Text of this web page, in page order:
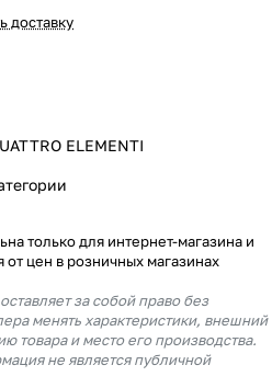
доставку
ELEMENTI
только для интернет-магазина и
от цен в розничных магазинах
за собой право без
менять характеристики, внешний
товара и место его производства.
не является публичной